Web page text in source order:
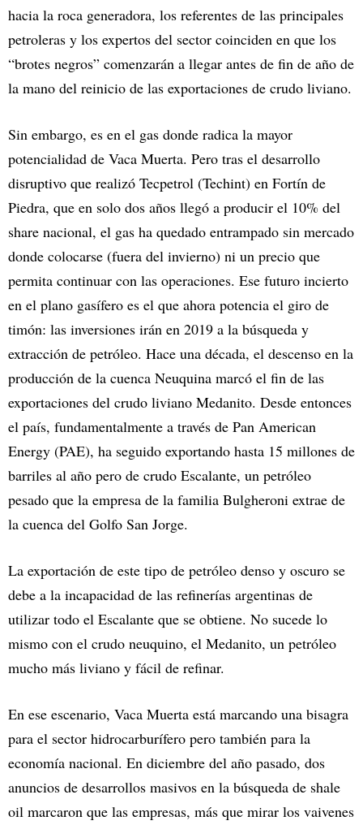
hacia la roca generadora, los referentes de las principales
petroleras y los expertos del sector coinciden en que los
“brotes negros” comenzarán a llegar antes de fin de año de
la mano del reinicio de las exportaciones de crudo liviano.
Sin embargo, es en el gas donde radica la mayor
potencialidad de Vaca Muerta. Pero tras el desarrollo
disruptivo que realizó Tecpetrol (Techint) en Fortín de
Piedra, que en solo dos años llegó a producir el 10% del
share nacional, el gas ha quedado entrampado sin mercado
donde colocarse (fuera del invierno) ni un precio que
permita continuar con las operaciones. Ese futuro incierto
en el plano gasífero es el que ahora potencia el giro de
timón: las inversiones irán en 2019 a la búsqueda y
extracción de petróleo. Hace una década, el descenso en la
producción de la cuenca Neuquina marcó el fin de las
exportaciones del crudo liviano Medanito. Desde entonces
el país, fundamentalmente a través de Pan American
Energy (PAE), ha seguido exportando hasta 15 millones de
barriles al año pero de crudo Escalante, un petróleo
pesado que la empresa de la familia Bulgheroni extrae de
la cuenca del Golfo San Jorge.
La exportación de este tipo de petróleo denso y oscuro se
debe a la incapacidad de las refinerías argentinas de
utilizar todo el Escalante que se obtiene. No sucede lo
mismo con el crudo neuquino, el Medanito, un petróleo
mucho más liviano y fácil de refinar.
En ese escenario, Vaca Muerta está marcando una bisagra
para el sector hidrocarburífero pero también para la
economía nacional. En diciembre del año pasado, dos
anuncios de desarrollos masivos en la búsqueda de shale
oil marcaron que las empresas, más que mirar los vaivenes